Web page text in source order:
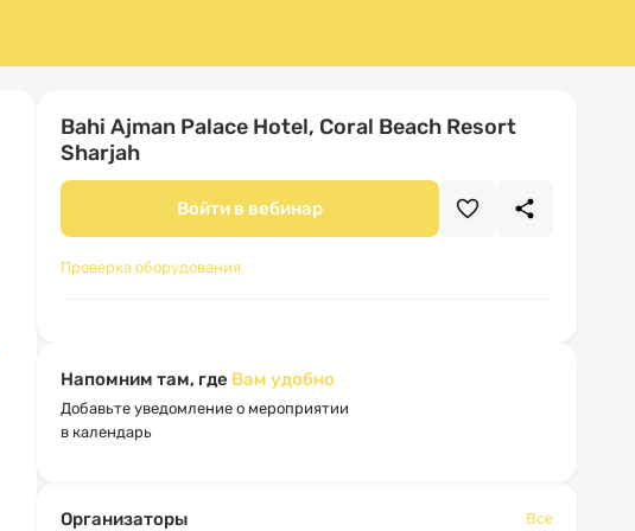
Bahi Ajman Palace Hotel, Coral Beach Resort
Sharjah
Войти в вебинар
Проверка оборудования
Напомним там, где Вам удобно
Добавьте уведомление о мероприятии
в календарь
Организаторы Все